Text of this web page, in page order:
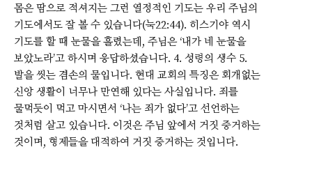
몸은 땀으로 적셔지는 그런 열정적인 기도는 우리 주님의
기도에서도 잘 볼 수 있습니다(눅22:44). 히스기야 역시
기도를 할 때 눈물을 흘렸는데, 주님은 ‘내가 네 눈물을
보았노라’고 하시며 응답하셨습니다. 4. 성령의 생수 5.
발을 씻는 겸손의 물입니다. 현대 교회의 특징은 회개없는
신앙 생활이 너무나 만연해 있다는 사실입니다. 죄를
물먹듯이 먹고 마시면서 ‘나는 죄가 없다’고 선언하는
것처럼 살고 있습니다. 이것은 주님 앞에서 거짓 증거하는
것이며, 형제들을 대적하여 거짓 증거하는 것입니다.